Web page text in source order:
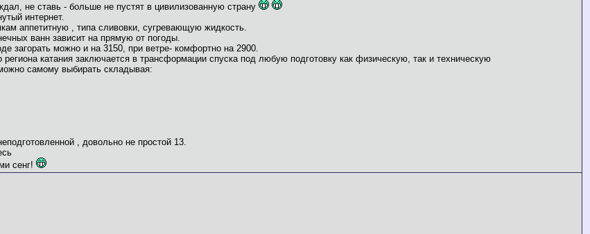
не ставь - больше не пустят в цивилизованную страну
интернет.
аппетитную , типа сливовки, сугревающую жидкость.
ванн зависит на прямую от погоды.
загорать можно и на 3150, при ветре- комфортно на 2900.
региона катания заключается в трансформации спуска под любую подготовку как физическую, так и техническую
самому выбирать складывая:
, довольно не простой 13.
сенг!